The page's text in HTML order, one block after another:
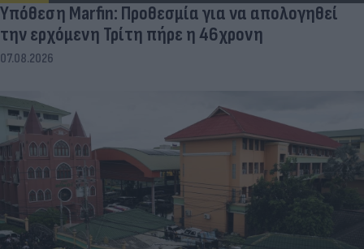
Υπόθεση Marfin: Προθεσμία για να απολογηθεί
την ερχόμενη Τρίτη πήρε η 46χρονη
07.08.2026